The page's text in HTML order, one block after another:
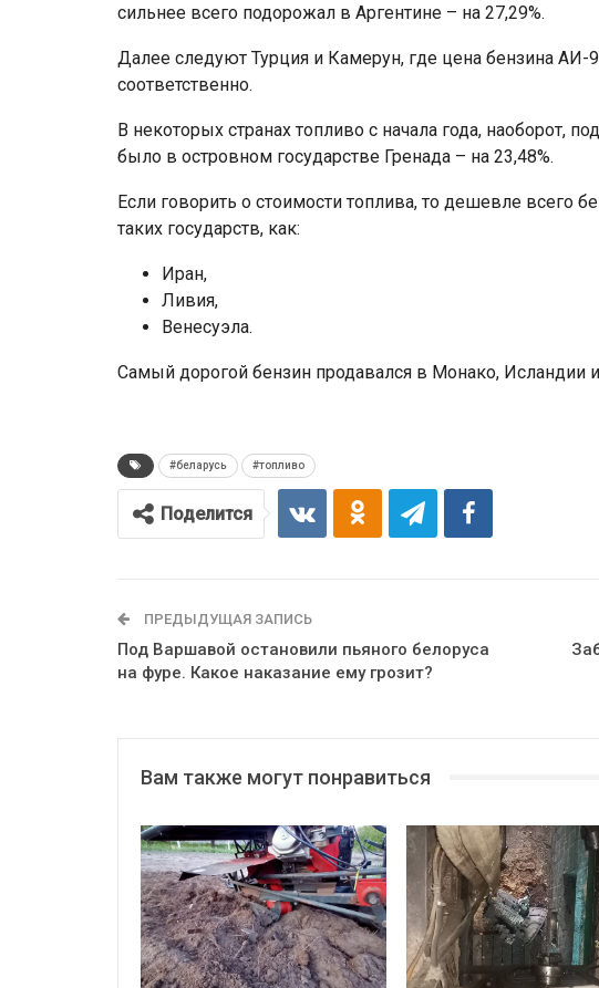
сильнее всего подорожал в Аргентине – на 27,29%.
Далее следуют Турция и Камерун, где цена бензина АИ-
соответственно.
В некоторых странах топливо с начала года, наоборот,
было в островном государстве Гренада – на 23,48%.
Если говорить о стоимости топлива, то дешевле всего
таких государств, как:
Иран,
Ливия,
Венесуэла.
Самый дорогой бензин продавался в Монако, Исландии
#беларусь #топливо
Поделится
ПРЕДЫДУЩАЯ ЗАПИСЬ
Под Варшавой остановили пьяного белоруса
на фуре. Какое наказание ему грозит?
Вам также могут понравиться